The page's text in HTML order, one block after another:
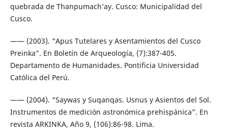
quebrada de Thanpumach’ay. Cusco: Municipalidad del
Cusco.
—— (2003). “Apus Tutelares y Asentamientos del Cusco
Preinka”. En Boletín de Arqueología, (7):387-405.
Departamento de Humanidades. Pontificia Universidad
Católica del Perú.
—— (2004). “Saywas y Suqanqas. Usnus y Asientos del Sol.
Instrumentos de medición astronómica prehispánica”. En
revista ARKINKA, Año 9, (106):86-98. Lima.